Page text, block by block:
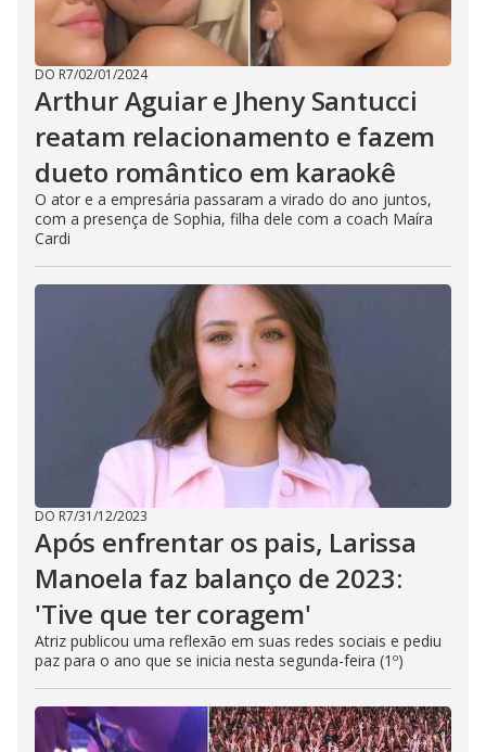
DO R7/02/01/2024
Arthur Aguiar e Jheny Santucci
reatam relacionamento e fazem
dueto romântico em karaokê
O ator e a empresária passaram a virado do ano juntos,
com a presença de Sophia, filha dele com a coach Maíra
Cardi
DO R7/31/12/2023
Após enfrentar os pais, Larissa
Manoela faz balanço de 2023:
'Tive que ter coragem'
Atriz publicou uma reflexão em suas redes sociais e pediu
paz para o ano que se inicia nesta segunda-feira (1º)